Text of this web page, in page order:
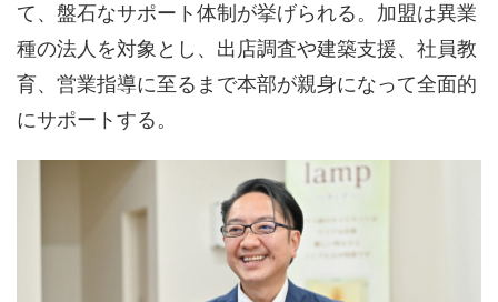
て、盤石なサポート体制が挙げられる。加盟は異業
種の法人を対象とし、出店調査や建築支援、社員教
育、営業指導に至るまで本部が親身になって全面的
にサポートする。